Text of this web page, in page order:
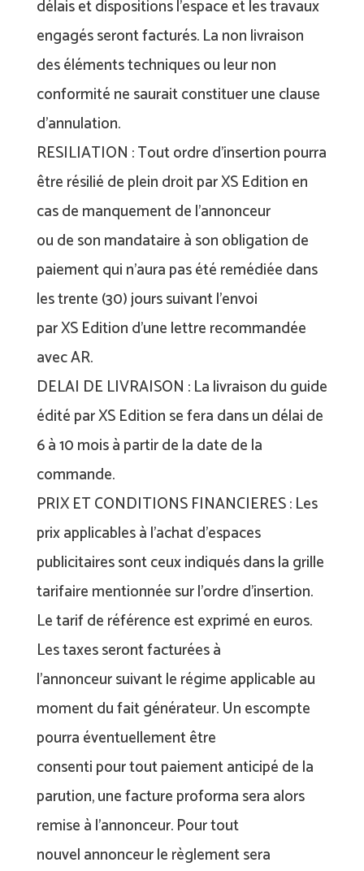
délais et dispositions l’espace et les travaux
engagés seront facturés. La non livraison
des éléments techniques ou leur non
conformité ne saurait constituer une clause
d’annulation.
RESILIATION : Tout ordre d’insertion pourra
être résilié de plein droit par XS Edition en
cas de manquement de l’annonceur
ou de son mandataire à son obligation de
paiement qui n’aura pas été remédiée dans
les trente (30) jours suivant l’envoi
par XS Edition d’une lettre recommandée
avec AR.
DELAI DE LIVRAISON : La livraison du guide
édité par XS Edition se fera dans un délai de
6 à 10 mois à partir de la date de la
commande.
PRIX ET CONDITIONS FINANCIERES : Les
prix applicables à l’achat d’espaces
publicitaires sont ceux indiqués dans la grille
tarifaire mentionnée sur l’ordre d’insertion.
Le tarif de référence est exprimé en euros.
Les taxes seront facturées à
l’annonceur suivant le régime applicable au
moment du fait générateur. Un escompte
pourra éventuellement être
consenti pour tout paiement anticipé de la
parution, une facture proforma sera alors
remise à l’annonceur. Pour tout
nouvel annonceur le règlement sera